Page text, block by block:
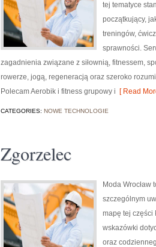
tej tematyce
początkujący,
treningów,
sprawności.
zagadnienia związane z siłownią, fitnessem,
rowerze, jogą, regeneracją oraz szeroko
Polecam Aerobik i fitness grupowy i [ Read
CATEGORIES: NOWE TECHNOLOGIE
Zgorzelec
Moda
szczególnym
mapę tej części
wskazówki
oraz